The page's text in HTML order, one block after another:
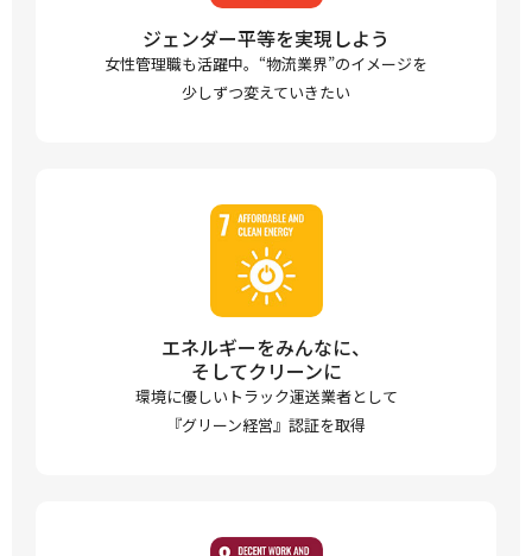
ジェンダー平等を実現しよう
女性管理職も活躍中。“物流業界”のイメージを
少しずつ変えていきたい
エネルギーをみんなに、
そしてクリーンに
環境に優しいトラック運送業者として
『グリーン経営』認証を取得